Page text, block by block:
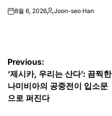
on8월 6, 2026Posted
Joon-seo Han
글
탐
색
Previous:
‘제시카, 우리는 산다’: 끔찍한
나미비아의 공중전이 입소문
으로 퍼진다